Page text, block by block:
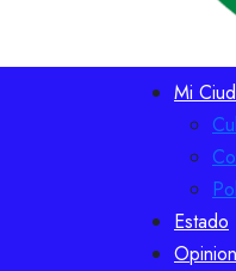
Mi
Estado
Opinion